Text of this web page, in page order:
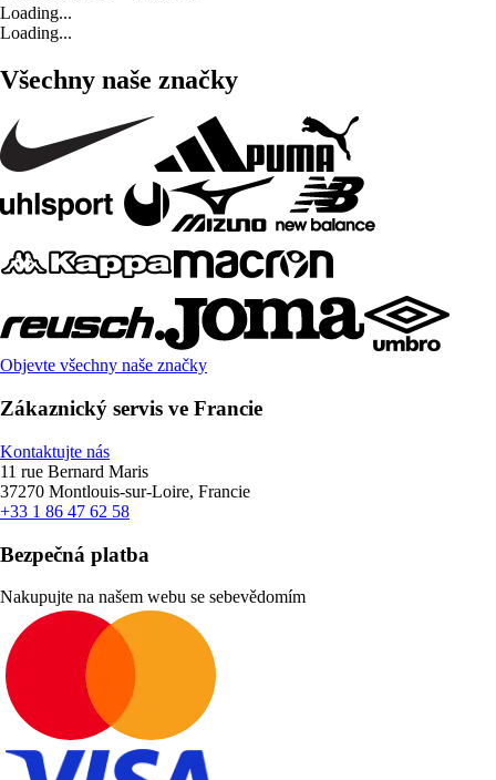
Loading...
Loading...
Všechny naše značky
Objevte všechny naše značky
Zákaznický servis ve Francie
Kontaktujte nás
11 rue Bernard Maris
37270 Montlouis-sur-Loire, Francie
+33 1 86 47 62 58
Bezpečná platba
Nakupujte na našem webu se sebevědomím